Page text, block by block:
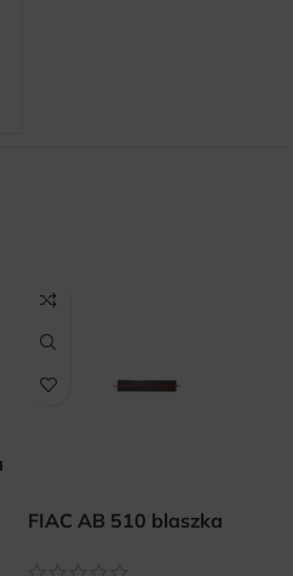
FIAC AB 510 blaszka